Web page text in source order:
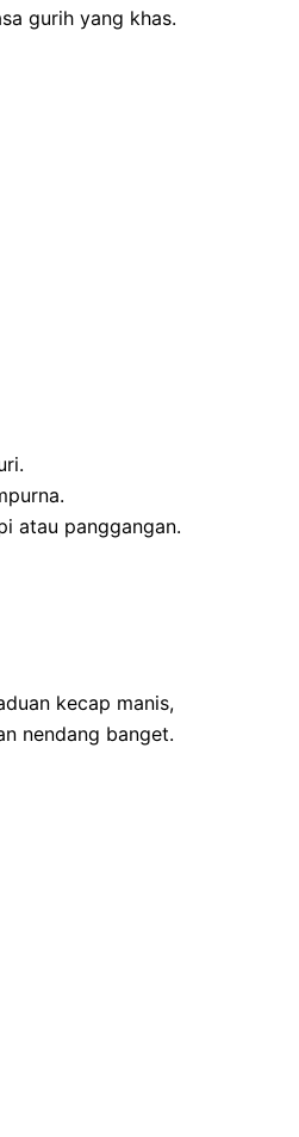
gurih yang khas.
atau panggangan.
kecap manis,
nendang banget.